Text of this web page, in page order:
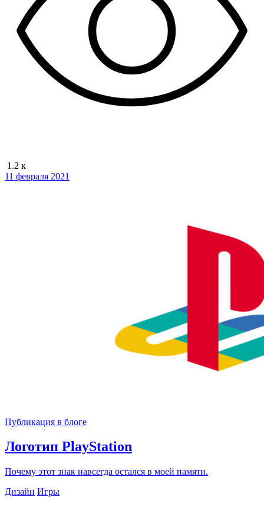
1.2 к
11 февраля 2021
Публикация в блоге
Логотип PlayStation
Почему этот знак навсегда остался в моей памяти.
Дизайн Игры